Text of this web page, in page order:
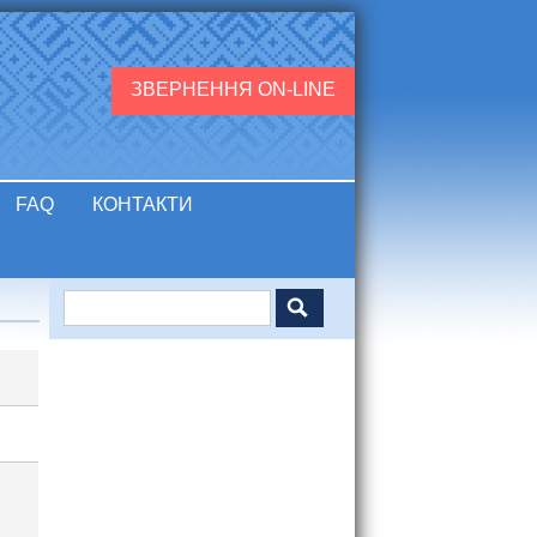
FAQ КОНТАКТИ
ЗВЕРНЕННЯ ON-LINE
Пошукова форма